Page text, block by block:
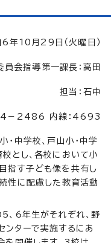
6年10月29日（火曜日）
員会指導第一課長：高田
担当：石中
－2486 内線：4693
・中学校、戸山小・中学
とし、各校において小
指す子ども像を共有し
性に配慮した教育活動
、6年生がそれぞれ、野
ンターで実施するにあ